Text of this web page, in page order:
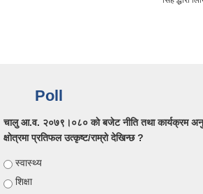
Poll
चालु आ‍.व. २०७९।०८० काे बजेट नीति तथा कार्यक्रम
क्षाेत्रमा प्रतिफल उत्कृष्ट/राम्रो देखिन्छ ?
Choices
स्वास्थ्य
शिक्षा